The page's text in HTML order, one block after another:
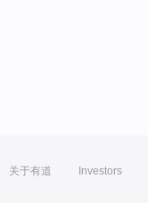
关于有道 Investors